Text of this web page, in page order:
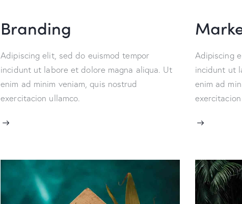
Branding
Adipiscing elit, sed do euismod tempor
incidunt ut labore et dolore magna aliqua. Ut
enim ad minim veniam, quis nostrud
exercitacion ullamco.
Adipiscing
incidunt ut
enim ad